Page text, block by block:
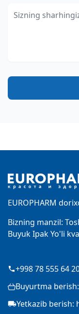
EUROPHARM
Bizning manzil:
Buyuk Ipak Yo'li
+998 78 555 64
Buyurtma
Yetkazib berish: